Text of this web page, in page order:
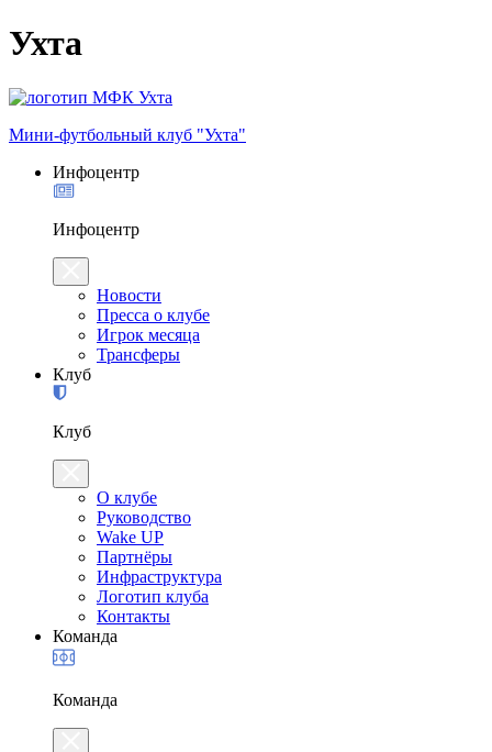
Ухта
Мини-футбольный клуб "Ухта"
Инфоцентр
Инфоцентр
Новости
Пресса о клубе
Игрок месяца
Трансферы
Клуб
Клуб
О клубе
Руководство
Wake UP
Партнёры
Инфраструктура
Логотип клуба
Контакты
Команда
Команда